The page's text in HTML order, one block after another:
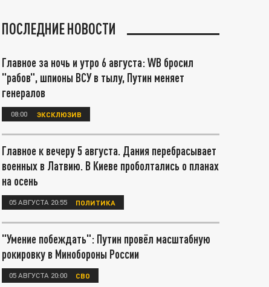
ПОСЛЕДНИЕ НОВОСТИ
Главное за ночь и утро 6 августа: WB бросил
"рабов", шпионы ВСУ в тылу, Путин меняет
генералов
08:00 ЭКСКЛЮЗИВ
Главное к вечеру 5 августа. Дания перебрасывает
военных в Латвию. В Киеве проболтались о планах
на осень
05 АВГУСТА 20:55 ПОЛИТИКА
"Умение побеждать": Путин провёл масштабную
рокировку в Минобороны России
05 АВГУСТА 20:00 СВО